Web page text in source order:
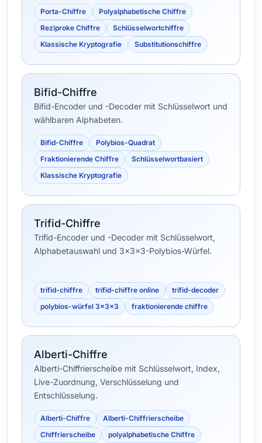
Porta-Chiffre
Polyalphabetische Chiffre
Reziproke Chiffre
Schlüsselwortchiffre
Klassische Kryptografie
Substitutionschiffre
Bifid-Chiffre
Bifid-Encoder und -Decoder mit Schlüsselwort und
wählbaren Alphabeten.
Bifid-Chiffre
Polybios-Quadrat
Fraktionierende Chiffre
Schlüsselwortbasiert
Klassische Kryptografie
Trifid-Chiffre
Trifid-Encoder und -Decoder mit Schlüsselwort,
Alphabetauswahl und 3×3×3-Polybios-Würfel.
trifid-chiffre trifid-chiffre online
trifid-decoder
polybios-würfel 3×3×3
fraktionierende chiffre
Alberti-Chiffre
Alberti-Chiffrierscheibe mit Schlüsselwort, Index,
Live-Zuordnung, Verschlüsselung und
Entschlüsselung.
Alberti-Chiffre
Alberti-Chiffrierscheibe
Chiffrierscheibe
polyalphabetische Chiffre